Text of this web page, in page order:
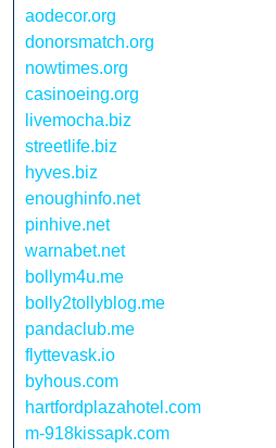
aodecor.org
donorsmatch.org
nowtimes.org
casinoeing.org
livemocha.biz
streetlife.biz
hyves.biz
enoughinfo.net
pinhive.net
warnabet.net
bollym4u.me
bolly2tollyblog.me
pandaclub.me
flyttevask.io
byhous.com
hartfordplazahotel.com
m-918kissapk.com